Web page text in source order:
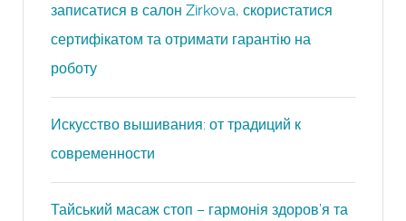
записатися в салон Zirkova, скористатися
сертифікатом та отримати гарантію на
роботу
Искусство вышивания: от традиций к
современности
Тайський масаж стоп – гармонія здоров’я та